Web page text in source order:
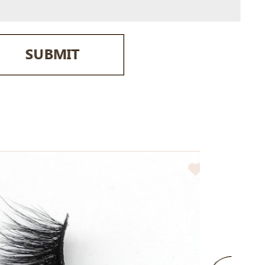
SUBMIT